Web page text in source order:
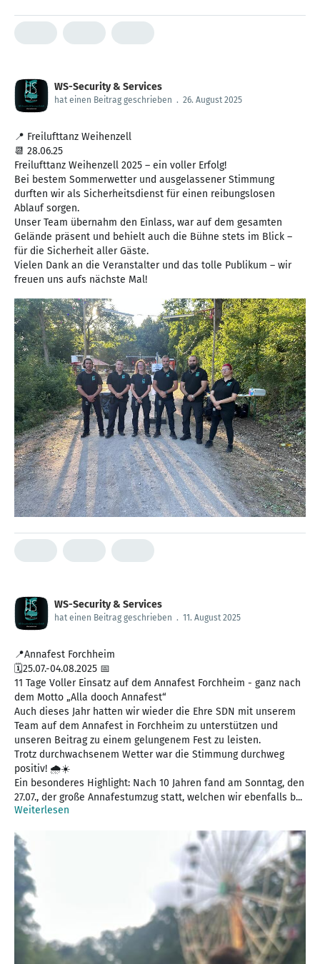
WS-Security & Services
hat einen Beitrag geschrieben . 26. August 2025
📍 Freilufttanz Weihenzell
📆 28.06.25
Freilufttanz Weihenzell 2025 – ein voller Erfolg!
Bei bestem Sommerwetter und ausgelassener Stimmung
durften wir als Sicherheitsdienst für einen reibungslosen
Ablauf sorgen.
Unser Team übernahm den Einlass, war auf dem gesamten
Gelände präsent und behielt auch die Bühne stets im Blick –
für die Sicherheit aller Gäste.
Vielen Dank an die Veranstalter und das tolle Publikum – wir
freuen uns aufs nächste Mal!
WS-Security & Services
hat einen Beitrag geschrieben . 11. August 2025
📍Annafest Forchheim
🗓️25.07.-04.08.2025 📅
11 Tage Voller Einsatz auf dem Annafest Forchheim - ganz nach
dem Motto „Alla dooch Annafest“
Auch dieses Jahr hatten wir wieder die Ehre SDN mit unserem
Team auf dem Annafest in Forchheim zu unterstützen und
unseren Beitrag zu einem gelungenem Fest zu leisten.
Trotz durchwachsenem Wetter war die Stimmung durchweg
positiv! 🌧️☀️
Ein besonderes Highlight: Nach 10 Jahren fand am Sonntag, den
27.07., der große Annafestumzug statt, welchen wir ebenfalls b...
Weiterlesen